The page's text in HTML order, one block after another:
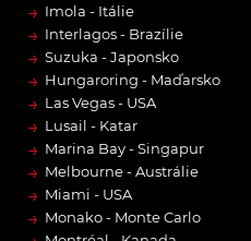
→ Imola - Itálie
→ Interlagos - Brazílie
→ Suzuka - Japonsko
→ Hungaroring - Maďarsko
→ Las Vegas - USA
→ Lusail - Katar
→ Marina Bay - Singapur
→ Melbourne - Austrálie
→ Miami - USA
→ Monako - Monte Carlo